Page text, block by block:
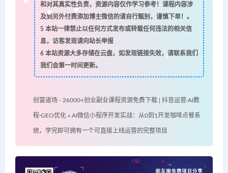
和对其真实性负责，资源内容仅作学习参考！课程内容涉
及到另外付费添加博主微信的请自行甄别，谨慎下单！。
5本站一律禁止以任何方式发布或转载任何违法的相关信
息，访客发现请向站长举报
6本站资源大多存储在云盘，如发现链接失效，请联系我们
我们会第一时间更新。
创富道场 - 26000+创业副业课程资源免费下载 | 抖音运营·AI教
程·GEO优化 » AI微信小程序开发实战：从0到1开发咖啡点餐系
统，学完即可拥有一个可直接上线运营的完整项目